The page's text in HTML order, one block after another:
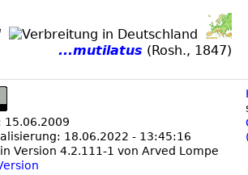
...mutilatus (Rosh., 1847)
15.06.2009
18.06.2022 - 13:45:16
Version 4.2.111-1 von Arved Lompe